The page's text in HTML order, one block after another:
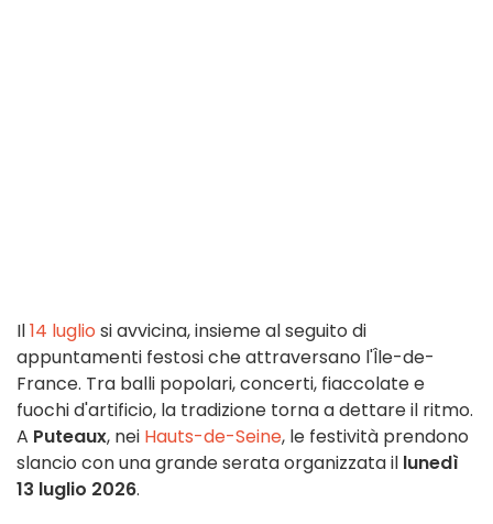
Il14 luglio si avvicina, insieme al seguito di
appuntamenti festosi che attraversano l'Île-de-
France. Tra balli popolari, concerti, fiaccolate e
fuochi d'artificio, la tradizione torna a dettare il ritmo.
A Puteaux, nei Hauts-de-Seine, le festività prendono
slancio con una grande serata organizzata il lunedì
13 luglio 2026.